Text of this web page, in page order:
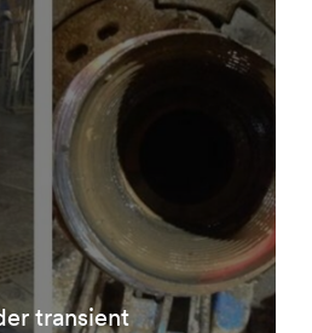
transient